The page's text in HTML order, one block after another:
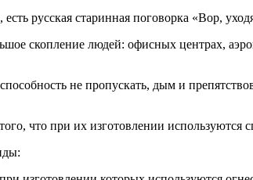
русская старинная поговорка «Вор,
скопление людей: офисных центрах,
не пропускать, дым и
что при их изготовлении